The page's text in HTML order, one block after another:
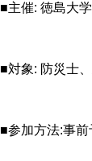
■主催: 徳島大
■対象: 防災士
■参加方法:事